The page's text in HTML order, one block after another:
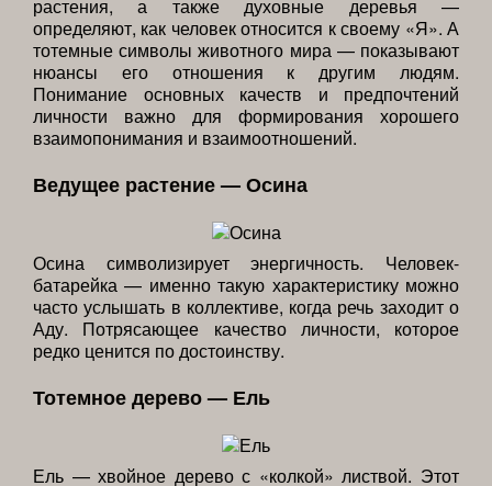
растения, а также духовные деревья —
определяют, как человек относится к своему «Я». А
тотемные символы животного мира — показывают
нюансы его отношения к другим людям.
Понимание основных качеств и предпочтений
личности важно для формирования хорошего
взаимопонимания и взаимоотношений.
Ведущее растение — Осина
Осина символизирует энергичность. Человек-
батарейка — именно такую характеристику можно
часто услышать в коллективе, когда речь заходит о
Аду. Потрясающее качество личности, которое
редко ценится по достоинству.
Тотемное дерево — Ель
Ель — хвойное дерево с «колкой» листвой. Этот